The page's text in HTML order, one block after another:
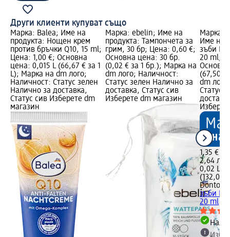
Други клиенти купуват също
Марка: Balea; Име на
продукта: Нощен крем
против бръчки Q10, 15 ml;
Цена: 1,00 €; Основна
цена: 0,015 L (66,67 € за 1
L); Марка на dm лого;
Наличност: Статус зелен
Налично за доставка,
Статус сив Изберете dm
магазин
Марка: ebelin; Име на
продукта: Тампончета за
грим, 30 бр; Цена: 0,60 €;
Основна цена: 30 бр.
(0,02 € за 1 бр.); Марка на
dm лого; Наличност:
Статус зелен Налично за
доставка, Статус сив
Изберете dm магазин
Марка:
Име на
зъби
20 ml;
(67,50 €
dm
Статус
1,35 €
2,64 лв.
0,02 L
(132,02
зъби
20 ml